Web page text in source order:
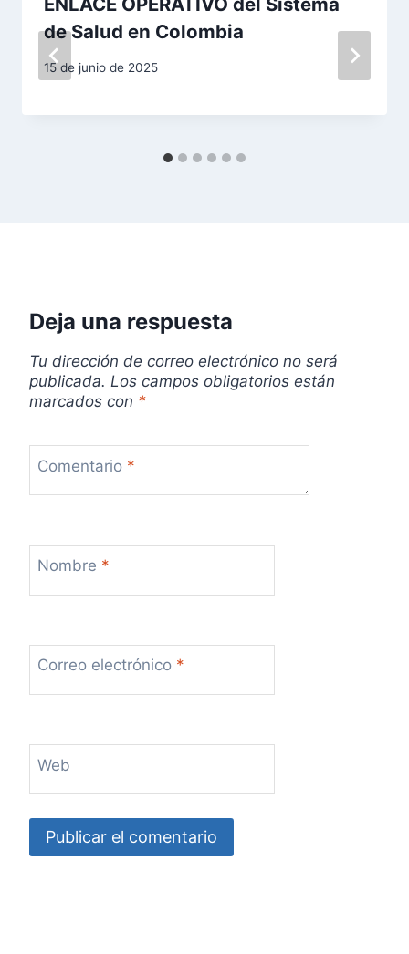
e
d
a
s
de Salud en Colombia
15 de junio de 2025
Deja una respuesta
Tu dirección de correo electrónico no será
publicada. Los campos obligatorios están
marcados con *
Comentario *
Nombre *
Correo electrónico *
Web